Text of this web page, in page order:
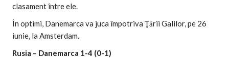
clasament între ele.
În optimi, Danemarca va juca împotriva Ţării Galilor, pe 26
iunie, la Amsterdam.
Rusia – Danemarca 1-4 (0-1)